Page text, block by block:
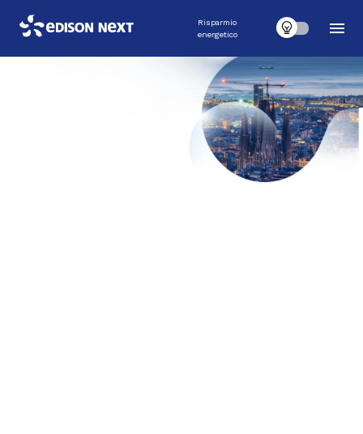
Risparmio
energetico